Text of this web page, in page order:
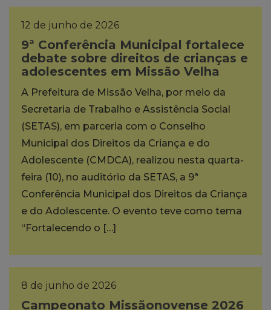
12 de junho de 2026
9ª Conferência Municipal fortalece
debate sobre direitos de crianças e
adolescentes em Missão Velha
A Prefeitura de Missão Velha, por meio da
Secretaria de Trabalho e Assistência Social
(SETAS), em parceria com o Conselho
Municipal dos Direitos da Criança e do
Adolescente (CMDCA), realizou nesta quarta-
feira (10), no auditório da SETAS, a 9ª
Conferência Municipal dos Direitos da Criança
e do Adolescente. O evento teve como tema
“Fortalecendo o […]
8 de junho de 2026
Campeonato Missãonovense 2026